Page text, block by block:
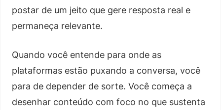
postar de um jeito que gere resposta real e
permaneça relevante.
Quando você entende para onde as
plataformas estão puxando a conversa, você
para de depender de sorte. Você começa a
desenhar conteúdo com foco no que sustenta